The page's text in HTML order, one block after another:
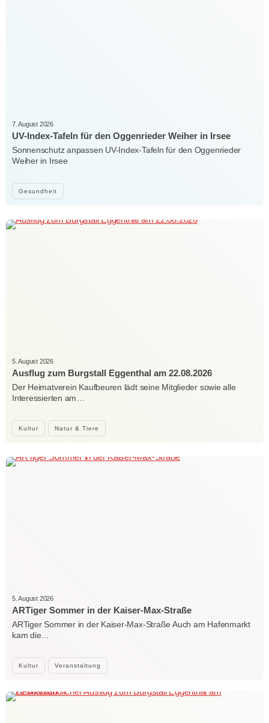
Gesundheit
7. August 2026
UV-Index-Tafeln für den Oggenrieder Weiher in Irsee
Sonnenschutz anpassen UV-Index-Tafeln für den Oggenrieder
Weiher in Irsee
Kultur Natur & Tiere
5. August 2026
Ausflug zum Burgstall Eggenthal am 22.08.2026
Der Heimatverein Kaufbeuren lädt seine Mitglieder sowie alle
Interessierten am…
Kultur Veranstaltung
5. August 2026
ARTiger Sommer in der Kaiser-Max-Straße
ARTiger Sommer in der Kaiser-Max-Straße Auch am Hafenmarkt
kam die…